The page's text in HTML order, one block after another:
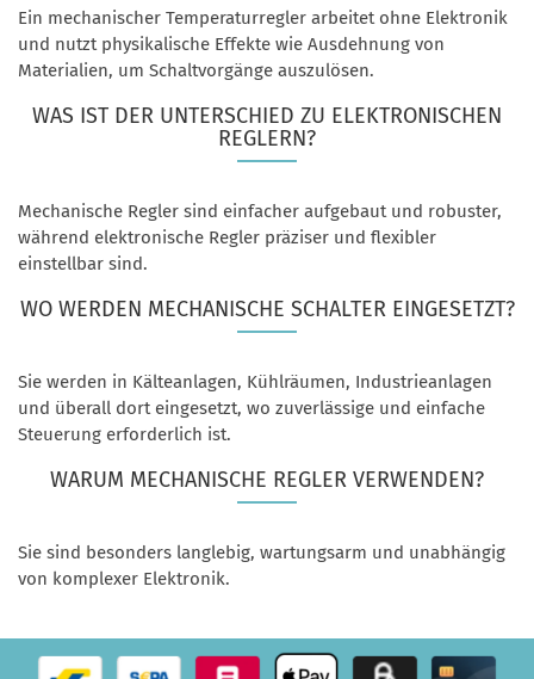
Ein mechanischer Temperaturregler arbeitet ohne Elektronik
und nutzt physikalische Effekte wie Ausdehnung von
Materialien, um Schaltvorgänge auszulösen.
WAS IST DER UNTERSCHIED ZU ELEKTRONISCHEN
REGLERN?
Mechanische Regler sind einfacher aufgebaut und robuster,
während elektronische Regler präziser und flexibler
einstellbar sind.
WO WERDEN MECHANISCHE SCHALTER EINGESETZT?
Sie werden in Kälteanlagen, Kühlräumen, Industrieanlagen
und überall dort eingesetzt, wo zuverlässige und einfache
Steuerung erforderlich ist.
WARUM MECHANISCHE REGLER VERWENDEN?
Sie sind besonders langlebig, wartungsarm und unabhängig
von komplexer Elektronik.